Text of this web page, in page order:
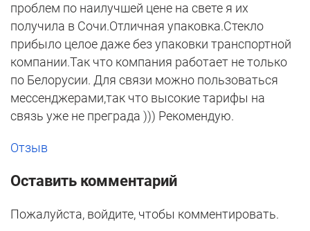
проблем по наилучшей цене на свете я их
получила в Сочи.Отличная упаковка.Стекло
прибыло целое даже без упаковки транспортной
компании.Так что компания работает не только
по Белорусии. Для связи можно пользоваться
мессенджерами,так что высокие тарифы на
связь уже не преграда ))) Рекомендую.
Отзыв
Оставить комментарий
Пожалуйста, войдите, чтобы комментировать.